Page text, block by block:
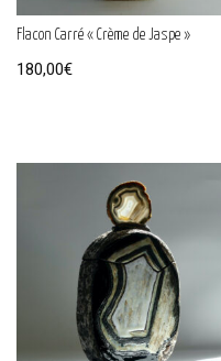
Flacon Carré « Crème de Jaspe »
180,00€